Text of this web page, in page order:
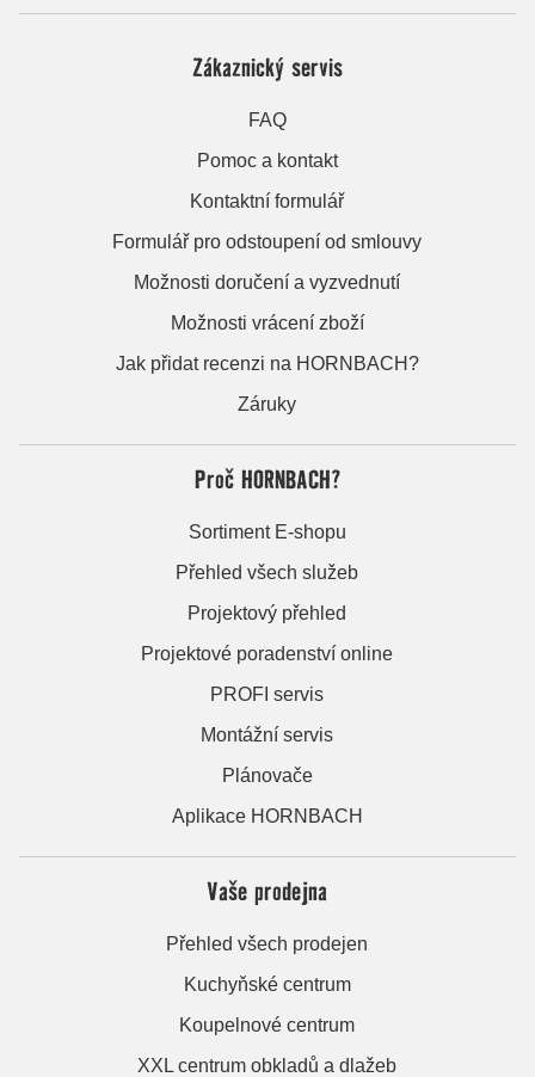
Zákaznický servis
FAQ
Pomoc a kontakt
Kontaktní formulář
Formulář pro odstoupení od smlouvy
Možnosti doručení a vyzvednutí
Možnosti vrácení zboží
Jak přidat recenzi na HORNBACH?
Záruky
Proč HORNBACH?
Sortiment E-shopu
Přehled všech služeb
Projektový přehled
Projektové poradenství online
PROFI servis
Montážní servis
Plánovače
Aplikace HORNBACH
Vaše prodejna
Přehled všech prodejen
Kuchyňské centrum
Koupelnové centrum
XXL centrum obkladů a dlažeb